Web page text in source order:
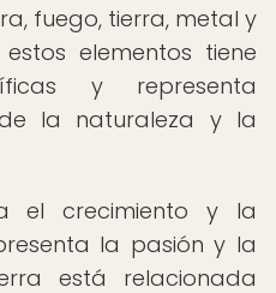
fuego, tierra, metal y
elementos tiene
y representa
la naturaleza y la
el crecimiento y la
la pasión y la
está relacionada